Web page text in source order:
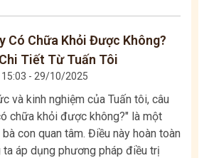
Có Chữa Khỏi Được Không?
Tiết Từ Tuấn Tôi
15:03 - 29/10/2025
và kinh nghiệm của Tuấn tôi, câu
chữa khỏi được không?" là một
con quan tâm. Điều này hoàn toàn
ta áp dụng phương pháp điều trị